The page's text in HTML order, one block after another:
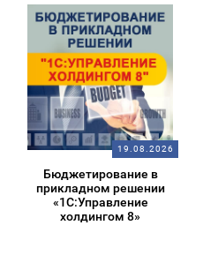
19.08.2026
Бюджетирование в
прикладном решении
«1С:Управление
холдингом 8»